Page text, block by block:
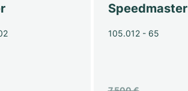
Speedmaster
105.012 - 65